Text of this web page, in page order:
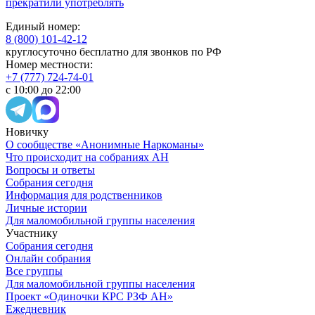
прекратили употреблять
Единый номер:
8 (800) 101-42-12
круглосуточно бесплатно для звонков по РФ
Номер местности:
+7 (777) 724-74-01
с 10:00 до 22:00
Новичку
О сообществе «Анонимные Наркоманы»
Что происходит на собраниях АН
Вопросы и ответы
Собрания сегодня
Информация для родственников
Личные истории
Для маломобильной группы населения
Участнику
Собрания сегодня
Онлайн собрания
Все группы
Для маломобильной группы населения
Проект «Одиночки КРС РЗФ АН»
Ежедневник